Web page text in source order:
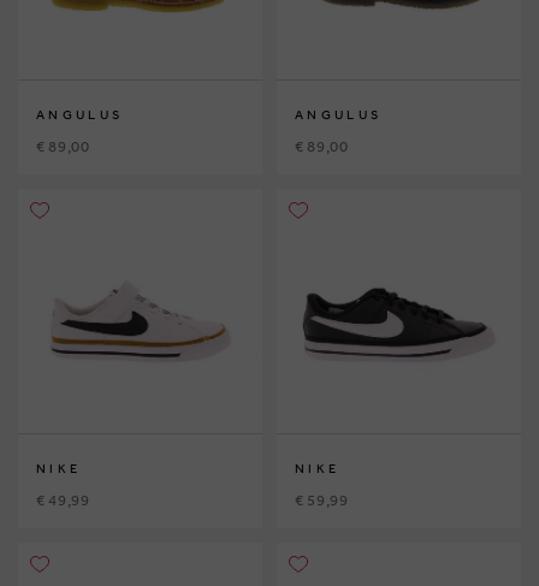
ANGULUS
€ 89,00
ANGULUS
€ 89,00
NIKE
€ 49,99
NIKE
€ 59,99